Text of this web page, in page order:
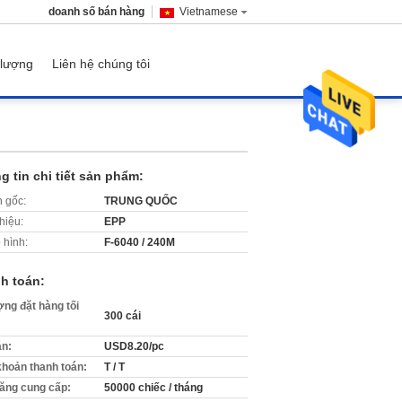
Vietnamese
doanh số bán hàng
Liên hệ chúng tôi
tin chi tiết sản phẩm:
gốc:
TRUNG QUỐC
EPP
hình:
F-6040 / 240M
toán:
đặt hàng tối
300 cái
USD8.20/pc
thanh toán:
T / T
cung cấp:
50000 chiếc / tháng